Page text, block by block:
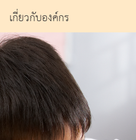
เกี่ยวกับองค์กร